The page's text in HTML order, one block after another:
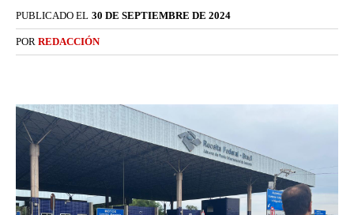
PUBLICADO EL 30 DE SEPTIEMBRE DE 2024
POR REDACCIÓN